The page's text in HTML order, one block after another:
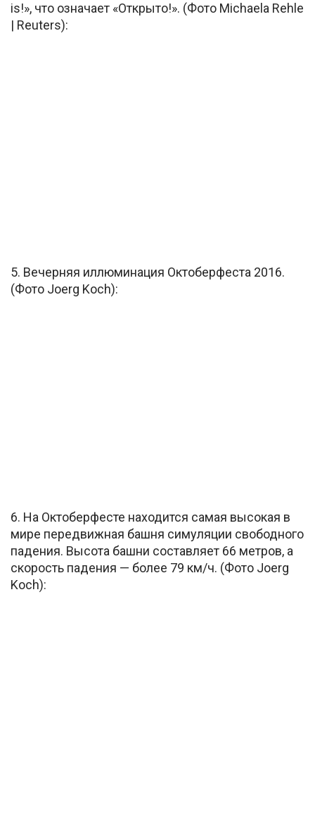
is!», что означает «Открыто!». (Фото Michaela Rehle
| Reuters):
5. Вечерняя иллюминация Октоберфеста 2016.
(Фото Joerg Koch):
6. На Октоберфесте находится самая высокая в
мире передвижная башня симуляции свободного
падения. Высота башни составляет 66 метров, а
скорость падения — более 79 км/ч. (Фото Joerg
Koch):